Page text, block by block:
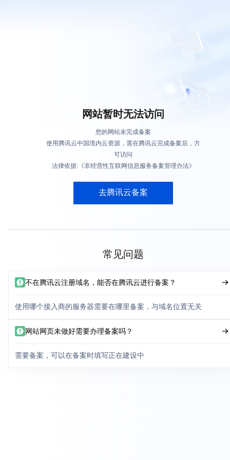
网站暂时无法访问
您的网站未完成备案
使用腾讯云中国境内云资源，需在腾讯云完成备案后，方
可访问
法律依据:《非经营性互联网信息服务备案管理办法》
去腾讯云备案
常见问题
不在腾讯云注册域名，能否在腾讯云进行备案？
使用哪个接入商的服务器需要在哪里备案，与域名位置无关
网站网页未做好需要办理备案吗？
需要备案，可以在备案时填写正在建设中